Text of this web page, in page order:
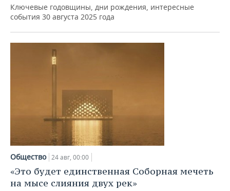
Ключевые годовщины, дни рождения, интересные
события 30 августа 2025 года
Общество 24 авг, 00:00
«Это будет единственная Соборная мечеть
на мысе слияния двух рек»